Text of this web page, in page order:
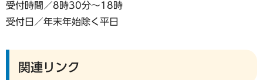
受付時間／8時30分～18時
受付日／年末年始除く平日
関連リンク